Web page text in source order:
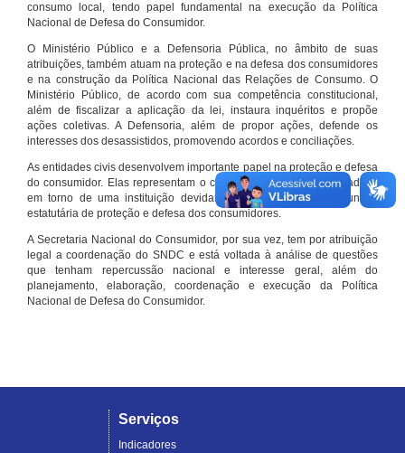
consumo local, tendo papel fundamental na execução da Política
Nacional de Defesa do Consumidor.
O Ministério Público e a Defensoria Pública, no âmbito de suas
atribuições, também atuam na proteção e na defesa dos consumidores
e na construção da Política Nacional das Relações de Consumo. O
Ministério Público, de acordo com sua competência constitucional,
além de fiscalizar a aplicação da lei, instaura inquéritos e propõe
ações coletivas. A Defensoria, além de propor ações, defende os
interesses dos desassistidos, promovendo acordos e conciliações.
As entidades civis desenvolvem importante papel na proteção e defesa
do consumidor. Elas representam o conjunto organizado de cidadãos
em torno de uma instituição devidamente registrada e com função
estatutária de proteção e defesa dos consumidores.
A Secretaria Nacional do Consumidor, por sua vez, tem por atribuição
legal a coordenação do SNDC e está voltada à análise de questões
que tenham repercussão nacional e interesse geral, além do
planejamento, elaboração, coordenação e execução da Política
Nacional de Defesa do Consumidor.
Serviços
Indicadores